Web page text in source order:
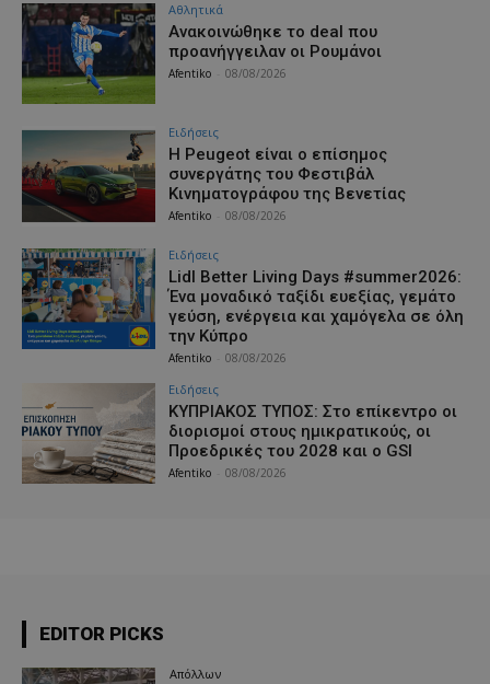
Αθλητικά
Aνακοινώθηκε το deal που
προανήγγειλαν οι Ρουμάνοι
Afentiko 08/08/2026
Ειδήσεις
Η Peugeot είναι ο επίσημος
συνεργάτης του Φεστιβάλ
Κινηματογράφου της Βενετίας
Afentiko 08/08/2026
Ειδήσεις
Lidl Better Living Days #summer2026:
Ένα μοναδικό ταξίδι ευεξίας, γεμάτο
γεύση, ενέργεια και χαμόγελα σε όλη
την Κύπρο
Afentiko 08/08/2026
Ειδήσεις
ΚΥΠΡΙΑΚΟΣ ΤΥΠΟΣ: Στο επίκεντρο οι
διορισμοί στους ημικρατικούς, οι
Προεδρικές του 2028 και ο GSI
Afentiko 08/08/2026
EDITOR PICKS
Απόλλων